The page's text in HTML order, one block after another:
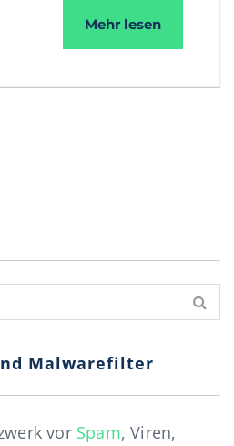
Mehr lesenSpam
Malwarefilter
vor Spam, Viren,